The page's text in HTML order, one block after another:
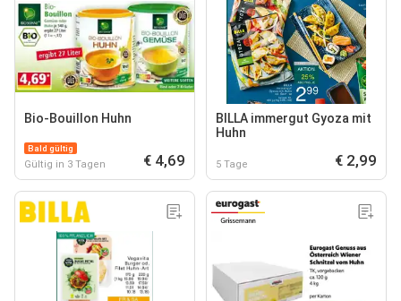
Bio-Bouillon Huhn
Bald gültig
Gültig in 3 Tagen € 4,69
BILLA immergut Gyoza mit
Huhn
5 Tage € 2,99